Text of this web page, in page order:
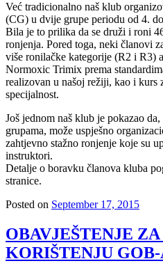
Već tradicionalno naš klub
(CG) u dvije grupe periodu od 4.
Bila je to prilika da se druži i roni
ronjenja. Pored toga, neki članovi
više ronilačke kategorije (R2 i R3)
Normoxic Trimix prema
realizovan u našoj režiji, kao i kurs
specijalnost.
Još jednom naš klub je pokazao
grupama, može uspješno
zahtjevno stažno ronjenje koje su
instruktori.
Detalje o boravku članova kluba
stranice.
Posted on September 17, 2015
OBAVJEŠTENJE
KORIŠTENJU